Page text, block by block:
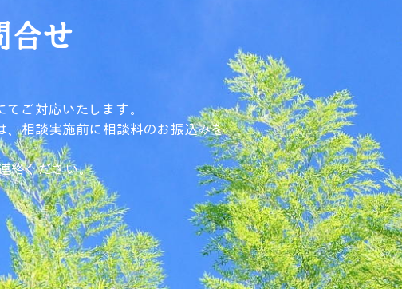
合せ
ご対応いたします。
相談実施前に相談料のお振込みを
絡ください。